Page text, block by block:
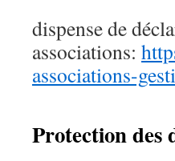
dispense de
associations:
associations-
Protection des